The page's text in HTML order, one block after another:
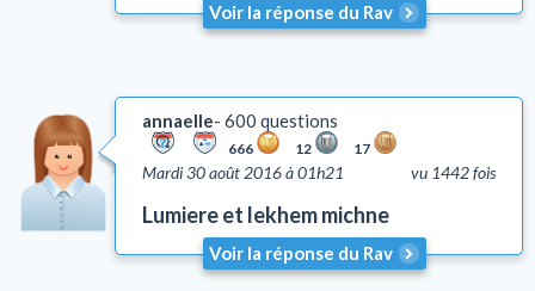
Voir la réponse du Rav
annaelle 600 questions
666 12 17
vu 1442 fois
Mardi 30 août 2016 à 01h21
Lumiere et lekhem michne
Voir la réponse du Rav